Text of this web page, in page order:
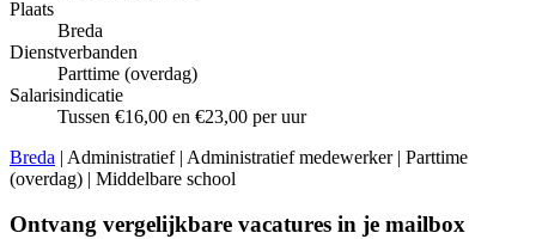
Plaats
Breda
Dienstverbanden
Parttime (overdag)
Salarisindicatie
Tussen €16,00 en €23,00 per uur
Breda | Administratief | Administratief medewerker | Parttime
(overdag) | Middelbare school
Ontvang vergelijkbare vacatures in je mailbox